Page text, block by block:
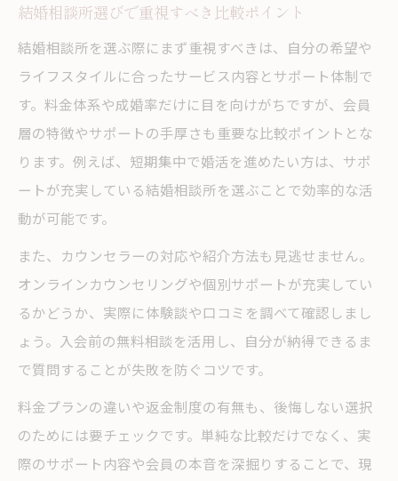
結婚相談所選びで重視すべき比較ポイント
結婚相談所を選ぶ際にまず重視すべきは、自分の希望や
ライフスタイルに合ったサービス内容とサポート体制で
す。料金体系や成婚率だけに目を向けがちですが、会員
層の特徴やサポートの手厚さも重要な比較ポイントとな
ります。例えば、短期集中で婚活を進めたい方は、サポ
ートが充実している結婚相談所を選ぶことで効率的な活
動が可能です。
また、カウンセラーの対応や紹介方法も見逃せません。
オンラインカウンセリングや個別サポートが充実してい
るかどうか、実際に体験談や口コミを調べて確認しまし
ょう。入会前の無料相談を活用し、自分が納得できるま
で質問することが失敗を防ぐコツです。
料金プランの違いや返金制度の有無も、後悔しない選択
のためには要チェックです。単純な比較だけでなく、実
際のサポート内容や会員の本音を深掘りすることで、現